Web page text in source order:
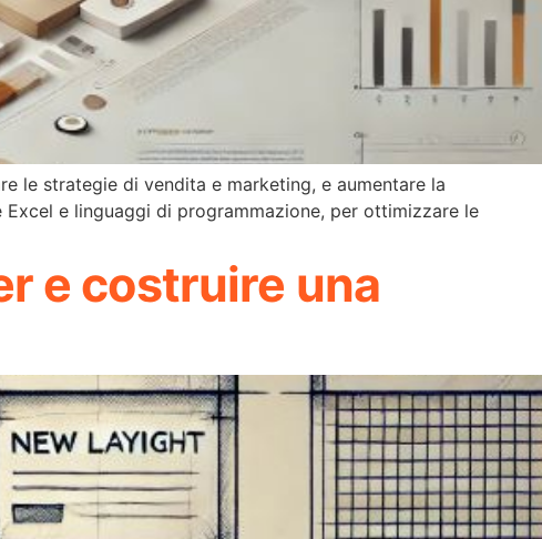
le strategie di vendita e marketing, e aumentare la
e linguaggi di programmazione, per ottimizzare le
e costruire una